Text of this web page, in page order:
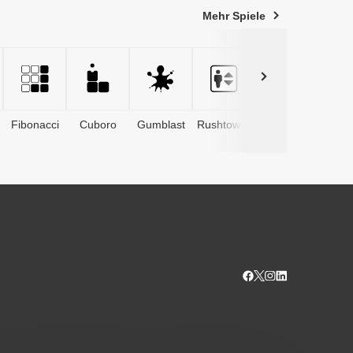
Mehr Spiele
Fibonacci Cuboro Gumblast Rushtower